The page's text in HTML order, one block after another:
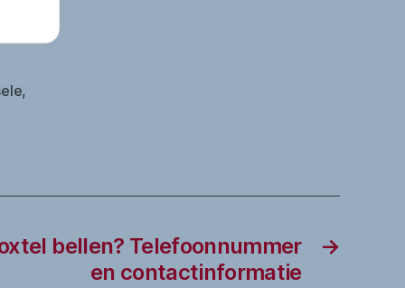
,
→
bellen? Telefoonnummer
en contactinformatie